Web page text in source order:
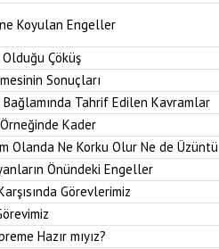
Koyulan Engeller
Çöküş
Sonuçları
Bağlamında Tahrif Edilen Kavramlar
Kader
Olanda Ne Korku Olur Ne de Üzüntü
Önündeki Engeller
Görevlerimiz
Hazır mıyız?